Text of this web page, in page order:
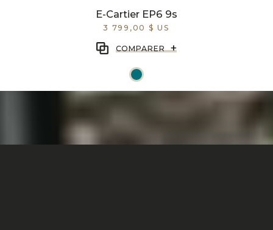
E-Cartier EP6 9s
3 799,00 $ US
COMPARER +